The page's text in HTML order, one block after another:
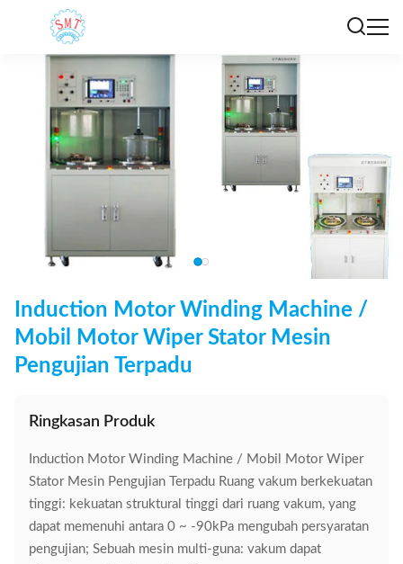
Induction Motor Winding Machine /
Mobil Motor Wiper Stator Mesin
Pengujian Terpadu
Ringkasan Produk
Induction Motor Winding Machine / Mobil Motor Wiper
Stator Mesin Pengujian Terpadu Ruang vakum berkekuatan
tinggi: kekuatan struktural tinggi dari ruang vakum, yang
dapat memenuhi antara 0 ~ -90kPa mengubah persyaratan
pengujian; Sebuah mesin multi-guna: vakum dapat